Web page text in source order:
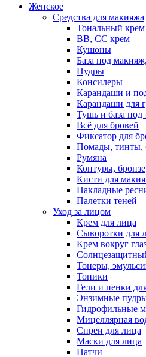
Женское
Средства для макияжа
Тональный крем
BB, CC крем
Кушоны
База под
Пудры
Консилеры
Карандаши и
Карандаши для
Тушь и база под
Всё для бровей
Фиксатор для
Помады, тинты,
Румяна
Контуры,
Кисти для
Накладные
Палетки теней
Уход за лицом
Крем для лица
Сыворотки для
Крем вокруг
Тонеры,
Тоники
Гели и пенки
Энзимные
Гидрофильные
Мицеллярная
Спреи для лица
Маски для лица
Патчи